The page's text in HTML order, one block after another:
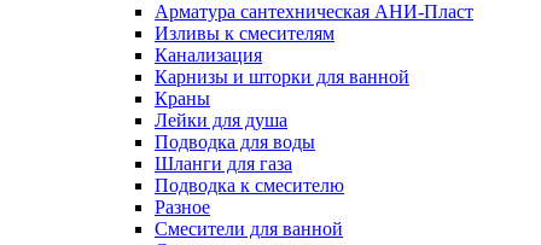
Арматура сантехническая АНИ-Пласт
Изливы к смесителям
Канализация
Карнизы и шторки для ванной
Краны
Лейки для душа
Подводка для воды
Шланги для газа
Подводка к смесителю
Разное
Смесители для ванной